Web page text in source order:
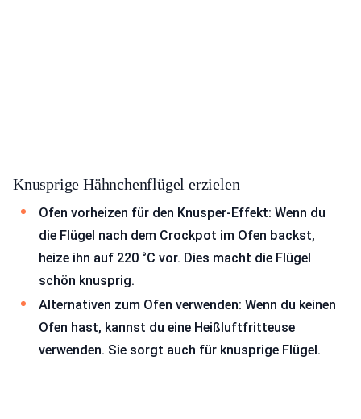
Knusprige Hähnchenflügel erzielen
Ofen vorheizen für den Knusper-Effekt: Wenn du
die Flügel nach dem Crockpot im Ofen backst,
heize ihn auf 220 °C vor. Dies macht die Flügel
schön knusprig.
Alternativen zum Ofen verwenden: Wenn du keinen
Ofen hast, kannst du eine Heißluftfritteuse
verwenden. Sie sorgt auch für knusprige Flügel.